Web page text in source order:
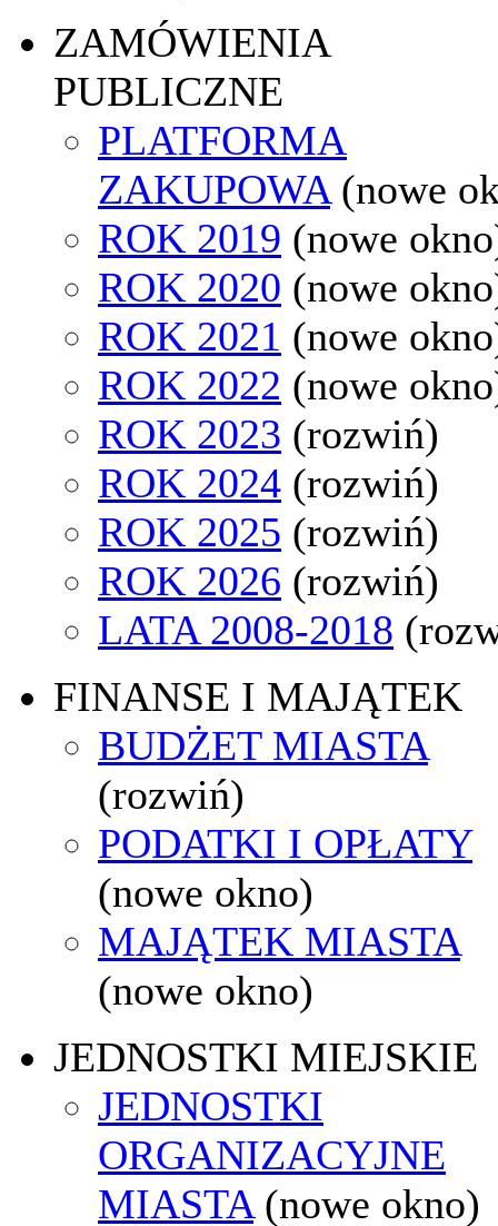
ZAMÓWIENIA
PUBLICZNE
PLATFORMA
ZAKUPOWA (nowe
ROK 2019 (nowe
ROK 2020 (nowe
ROK 2021 (nowe
ROK 2022 (nowe
ROK 2023 (rozwiń)
ROK 2024 (rozwiń)
ROK 2025 (rozwiń)
ROK 2026 (rozwiń)
LATA 2008-2018
FINANSE I MAJĄTEK
BUDŻET MIASTA
(rozwiń)
PODATKI I OPŁATY
(nowe okno)
MAJĄTEK MIASTA
(nowe okno)
JEDNOSTKI MIEJSKIE
JEDNOSTKI
ORGANIZACYJNE
MIASTA (nowe okno)